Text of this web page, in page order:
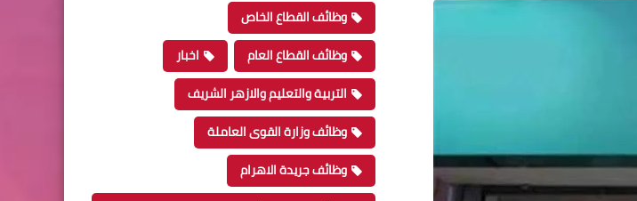
وظائف القطاع الخاص
وظائف القطاع العام
اخبار
التربية والتعليم والازهر الشريف
وظائف وزارة القوى العاملة
وظائف جريدة الاهرام